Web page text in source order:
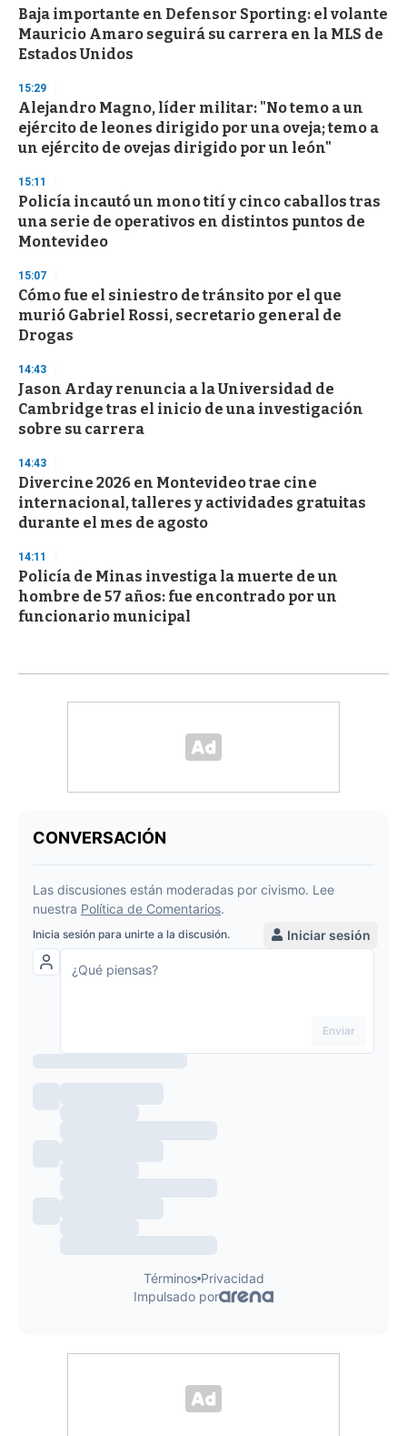
s
e
c
o
d
s
Baja importante en Defensor Sporting: el volante
Mauricio Amaro seguirá su carrera en la MLS de
Estados Unidos
15:29
Alejandro Magno, líder militar: "No temo a un
ejército de leones dirigido por una oveja; temo a
un ejército de ovejas dirigido por un león"
15:11
Policía incautó un mono tití y cinco caballos tras
una serie de operativos en distintos puntos de
Montevideo
15:07
Cómo fue el siniestro de tránsito por el que
murió Gabriel Rossi, secretario general de
Drogas
14:43
Jason Arday renuncia a la Universidad de
Cambridge tras el inicio de una investigación
sobre su carrera
14:43
Divercine 2026 en Montevideo trae cine
internacional, talleres y actividades gratuitas
durante el mes de agosto
14:11
Policía de Minas investiga la muerte de un
hombre de 57 años: fue encontrado por un
funcionario municipal